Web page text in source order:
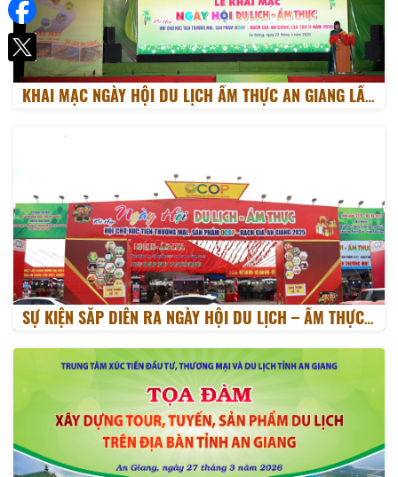
KHAI MẠC NGÀY HỘI DU LỊCH ẨM THỰC AN GIANG LẦN II 2026
SỰ KIỆN SẮP DIỄN RA NGÀY HỘI DU LỊCH – ẨM THỰC – OCOP RẠCH GIÁ 2026